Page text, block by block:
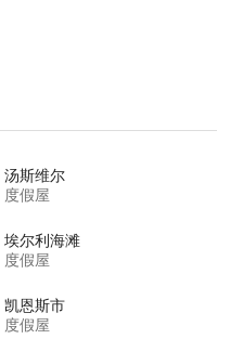
汤斯维尔
度假屋
埃尔利海滩
度假屋
凯恩斯市
度假屋